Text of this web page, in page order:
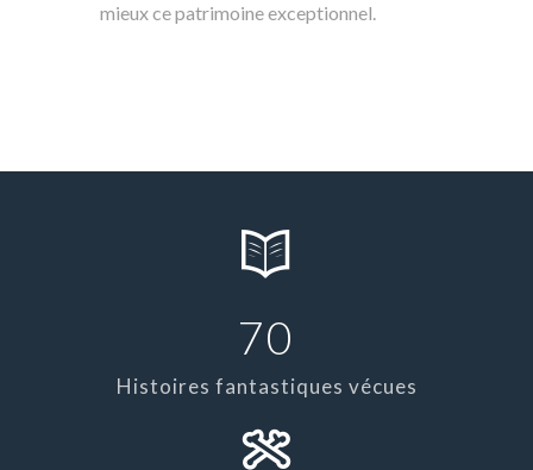
mieux ce patrimoine exceptionnel.
70
Histoires fantastiques vécues